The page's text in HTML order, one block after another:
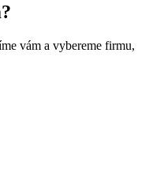
vám a vybereme firmu,